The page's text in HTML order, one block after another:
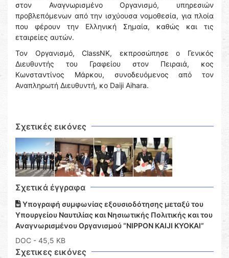
στον Αναγνωρισμένο Οργανισμό, υπηρεσιών
προβλεπόμενων από την ισχύουσα νομοθεσία, για πλοία
που φέρουν την Ελληνική Σημαία, καθώς και τις
εταιρείες αυτών.
Τον Οργανισμό, ClassNK, εκπροσώπησε ο Γενικός
Διευθυντής του Γραφείου στον Πειραιά, κος
Κωνσταντίνος Μάρκου, συνοδευόμενος από τον
Αναπληρωτή Διευθυντή, κο Daiji Aihara.
Σχετικές εικόνες
Σχετικά έγγραφα
Υπογραφή συμφωνίας εξουσιοδότησης μεταξύ του
Υπουργείου Ναυτιλίας και Νησιωτικής Πολιτικής και του
Αναγνωρισμένου Οργανισμού “NIPPON KAIJI KYOKAI”
DOC - 45,5 KB
Σχετικες εικόνες